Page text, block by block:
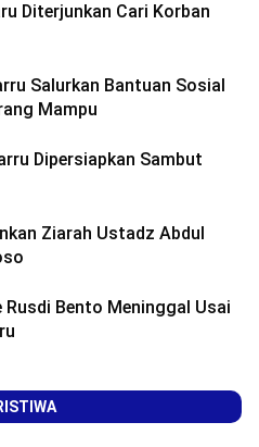
Diterjunkan Cari Korban
Salurkan Bantuan Sosial
Mampu
Dipersiapkan Sambut
Ziarah Ustadz Abdul
Rusdi Bento Meninggal Usai